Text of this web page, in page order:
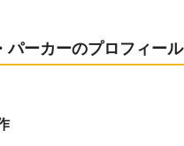
パーカーのプロフィール